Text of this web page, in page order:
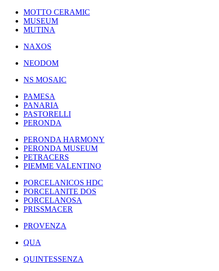
MOTTO CERAMIC
MUSEUM
MUTINA
NAXOS
NEODOM
NS MOSAIC
PAMESA
PANARIA
PASTORELLI
PERONDA
PERONDA HARMONY
PERONDA MUSEUM
PETRACERS
PIEMME VALENTINO
PORCELANICOS HDC
PORCELANITE DOS
PORCELANOSA
PRISSMACER
PROVENZA
QUA
QUINTESSENZA